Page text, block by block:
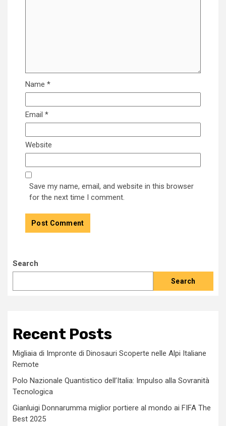
Name *
Email *
Website
Save my name, email, and website in this browser
for the next time I comment.
Search
Search
Recent Posts
Migliaia di Impronte di Dinosauri Scoperte nelle Alpi Italiane
Remote
Polo Nazionale Quantistico dell’Italia: Impulso alla Sovranità
Tecnologica
Gianluigi Donnarumma miglior portiere al mondo ai FIFA The
Best 2025